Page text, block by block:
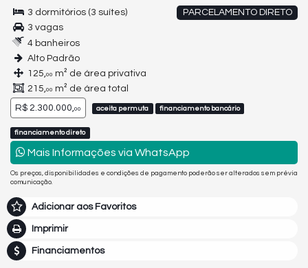
PARCELAMENTO DIRETO
3 dormitórios (3 suítes)
3 vagas
4 banheiros
Alto Padrão
125,00 m² de área privativa
215,00 m² de área total
R$ 2.300.000,00 aceita permuta financiamento bancário
financiamento direto
Mais Informações via WhatsApp
Os preços, disponibilidades e condições de pagamento poderão ser alterados sem prévia
comunicação.
Adicionar aos Favoritos
Imprimir
Financiamentos